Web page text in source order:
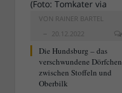
VON RAINER BARTEL
20.12.2022
Die Hundsburg – das
verschwundene Dörfchen
zwischen Stoffeln und
Oberbilk